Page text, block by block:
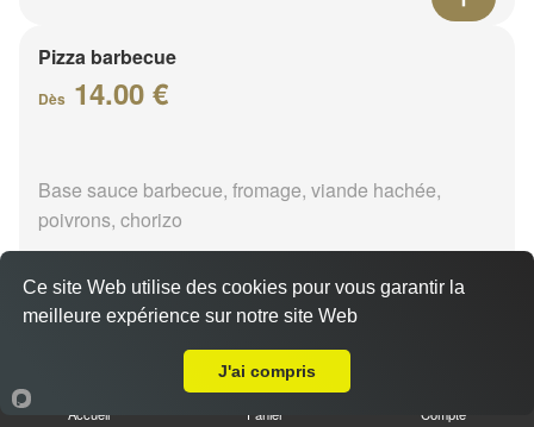
Pizza barbecue
Dès 14.00 €
Base sauce barbecue, fromage, viande hachée,
poivrons, chorizo
Accueil Panier Compte
Ce site Web utilise des cookies pour vous garantir la
meilleure expérience sur notre site Web
J'ai compris